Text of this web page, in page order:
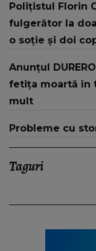
te iubesc pentru
Polițistul Florin
fulgerător la
o soție și doi
Anunțul
fetița moartă în
mult
Probleme cu
Taguri